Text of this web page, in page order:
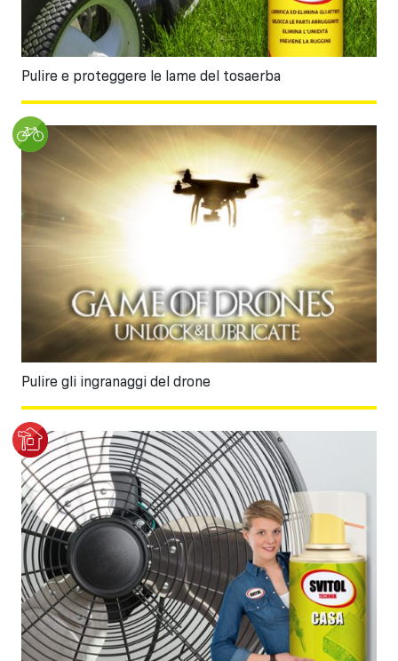
Pulire e proteggere le lame del tosaerba
Pulire gli ingranaggi del drone